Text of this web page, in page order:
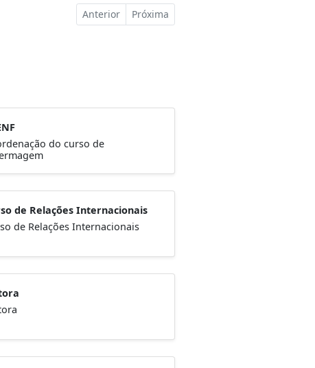
Anterior Próxima
do curso de
de Relações Internacionais
de Relações Internacionais